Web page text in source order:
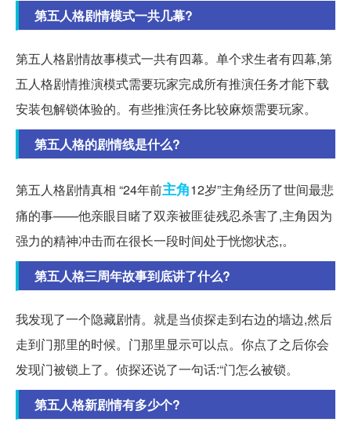
第五人格剧情模式一共几幕?
第五人格剧情故事模式一共有四幕。单个求生者有四幕,第
五人格剧情推演模式需要玩家完成所有推演任务才能下载
安装包解锁体验的。有些推演任务比较麻烦需要玩家。
第五人格的剧情线是什么?
第五人格剧情真相 “24年前主角12岁”主角经历了世间最悲
痛的事——他亲眼目睹了双亲被匪徒残忍杀害了,主角因为
强力的精神冲击而在很长一段时间处于恍惚状态,。
第五人格三周年故事到底讲了什么?
我发现了一个隐藏剧情。就是当侦探走到右边的墙边,然后
走到门那里的时候。门那里显示可以点。你点了之后你会
发现门被锁上了。侦探还说了一句话:“门怎么被锁。
第五人格新剧情有多少个?